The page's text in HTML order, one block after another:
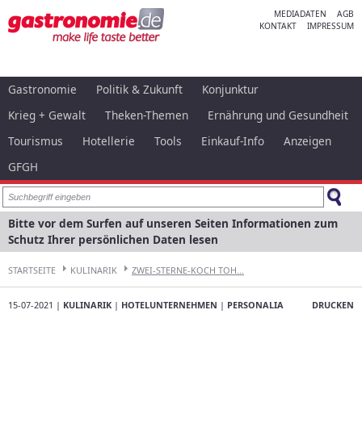
MEDIADATEN
AGB
KONTAKT
IMPRESSUM
Gastronomie Politik & Zukunft
Konjunktur
Krieg + Gewalt
Theken-Themen
Ernährung und Gesundheit
Tourismus
Hotellerie Tools Einkauf-Info
Anzeigen
GFGH
Bitte vor dem Surfen auf unseren Seiten Informationen zum
Schutz Ihrer persönlichen Daten lesen
STARTSEITE KULINARIK ZWEI-STERNE-KOCH TOH...
DRUCKEN
15-07-2021 | KULINARIK | HOTELUNTERNEHMEN | PERSONALIA